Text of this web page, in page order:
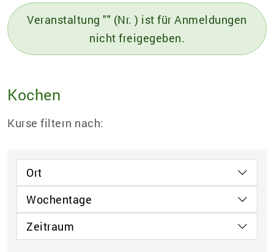
Veranstaltung "" (Nr. ) ist für Anmeldungen
nicht freigegeben.
Kochen
Kurse filtern nach:
Ort
Wochentage
Zeitraum